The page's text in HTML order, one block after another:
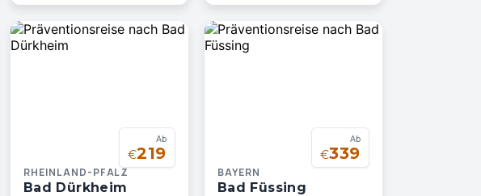
Ab
€219
RHEINLAND-PFALZ
Bad Dürkheim
Ab
€339
BAYERN
Bad Füssing